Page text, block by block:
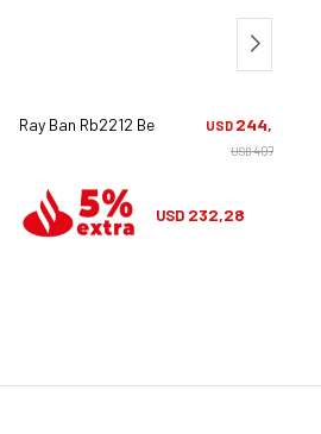
Ray Ban Rb2212 Beate - 902/58
USD 244,50
USD407,50
USD 232,28